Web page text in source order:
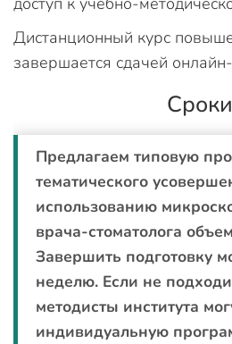
Дистанционный курс
завершается сдачей
Сроки
Предлагаем типовую
тематического
использованию
врача-стоматолога
Завершить подготовку
неделю. Если не
методисты института
индивидуальную